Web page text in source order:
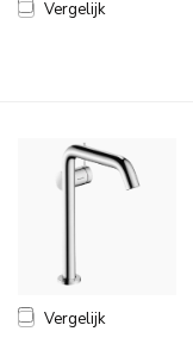
Vergelijk
Vergelijk